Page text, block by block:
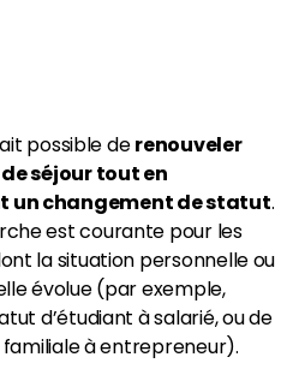
possible derenouveler
séjour tout en
un changement de statut.
est courante pour les
la situation personnelle ou
évolue (par exemple,
d’étudiant à salarié, ou de
à entrepreneur).